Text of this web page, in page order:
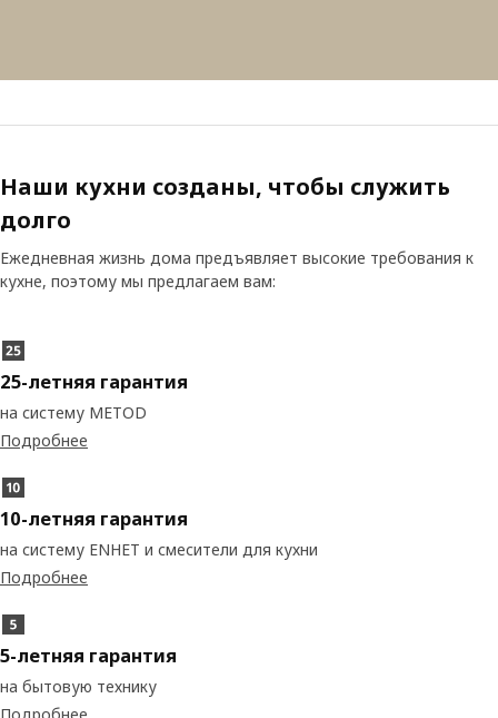
Наши кухни созданы, чтобы служить
долго
Ежедневная жизнь дома предъявляет высокие требования к
кухне, поэтому мы предлагаем вам:
25-летняя гарантия
на систему METOD
Подробнее
10-летняя гарантия
на систему ENHET и смесители для кухни
Подробнее
5-летняя гарантия
на бытовую технику